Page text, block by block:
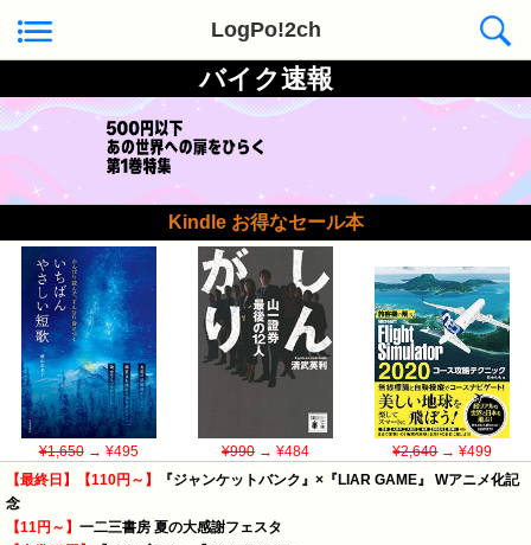
LogPo!2ch
バイク速報
Kindle お得なセール本
¥1,650→ ¥495 ¥990→ ¥484 ¥2,640→ ¥499
【最終日】【110円～】
『ジャンケットバンク』×『LIAR GAME』 Wアニメ化記
念
【11円～】 一二三書房 夏の大感謝フェスタ